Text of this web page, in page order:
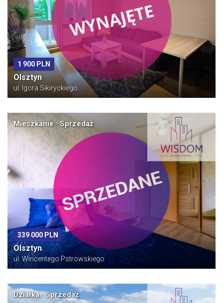
1 900 PLN
Olsztyn
ul. Igora Sikiryckiego
Mieszkanie · Sprzedaż
339 000 PLN
Olsztyn
ul. Wincentego Pstrowskiego
Działka · Sprzedaż